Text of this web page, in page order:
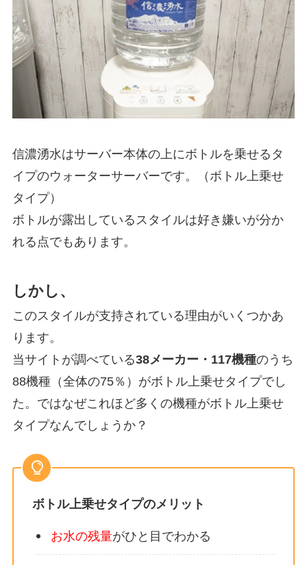
信濃湧水はサーバー本体の上にボトルを乗せるタ
イプのウォーターサーバーです。（ボトル上乗せ
タイプ）
ボトルが露出しているスタイルは好き嫌いが分か
れる点でもあります。
しかし、
このスタイルが支持されている理由がいくつかあ
ります。
当サイトが調べている38メーカー・117機種のうち
88機種（全体の75％） がボトル上乗せタイプでし
た。ではなぜこれほど多くの機種がボトル上乗せ
タイプなんでしょうか？
ボトル上乗せタイプのメリット
お水の残量がひと目でわかる